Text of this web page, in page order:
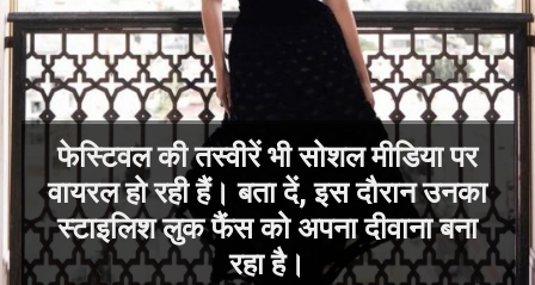
फेस्टिवल की तस्वीरें भी सोशल मीडिया पर
वायरल हो रही हैं। बता दें, इस दौरान उनका
स्टाइलिश लुक फैंस को अपना दीवाना बना